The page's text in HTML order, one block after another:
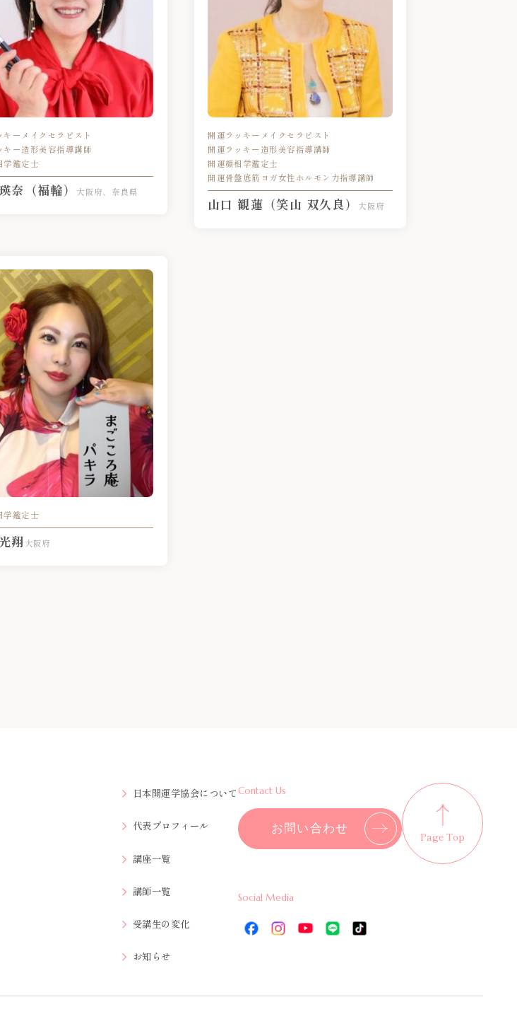
キーメイクセラピスト
キー造形美容指導講師
学鑑定士
奈（福輪） 大阪府、奈良県
開運ラッキーメイクセラピスト
開運ラッキー造形美容指導講師
開運顔相学鑑定士
開運骨盤底筋ヨガ女性ホルモン力指導講師
山口 観蓮（笑山 双久良） 大阪府
学鑑定士
翔大阪府
日本開運学協会について
代表プロフィール
講座一覧
講師一覧
受講生の変化
お知らせ
Contact Us
お問い合わせ
Social Media
Page Top